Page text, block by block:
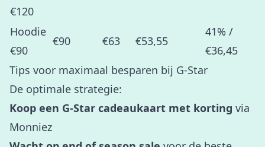
€120
Hoodie
€90
€90 €63 €53,55
41% /
€36,45
Tips voor maximaal besparen bij G-Star
De optimale strategie:
Koop een G-Star cadeaukaart met korting via
Monniez